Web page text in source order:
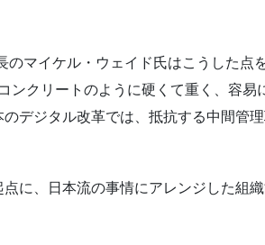
マイケル・ウェイド氏はこうした点
クリートのように硬くて重く、容
デジタル改⾰では、抵抗する中間管
に、日本流の事情にアレンジした組